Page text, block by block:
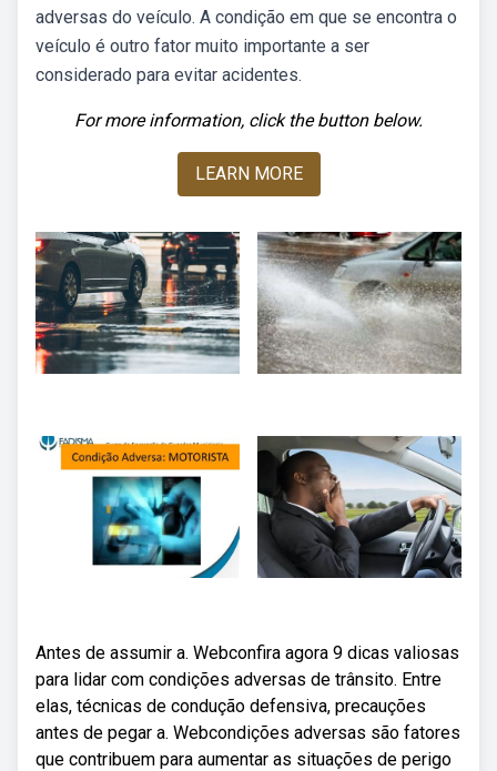
adversas do veículo. A condição em que se encontra o
veículo é outro fator muito importante a ser
considerado para evitar acidentes.
For more information, click the button below.
LEARN MORE
Antes de assumir a. Webconfira agora 9 dicas valiosas
para lidar com condições adversas de trânsito. Entre
elas, técnicas de condução defensiva, precauções
antes de pegar a. Webcondições adversas são fatores
que contribuem para aumentar as situações de perigo